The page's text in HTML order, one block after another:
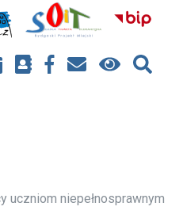
uczniom niepełnosprawnym